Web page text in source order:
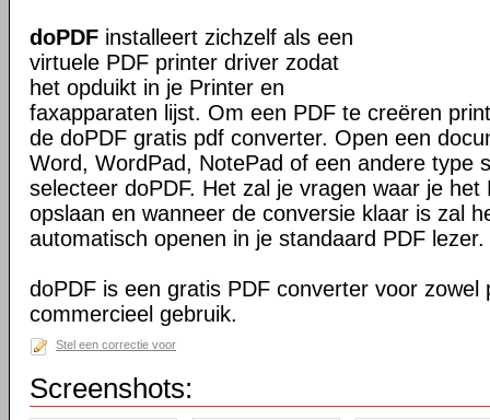
doPDF installeert zichzelf als een
virtuele PDF printer driver zodat
het opduikt in je Printer en
faxapparaten lijst. Om een PDF te creëren
de doPDF gratis pdf converter. Open een
Word, WordPad, NotePad of een andere type
selecteer doPDF. Het zal je vragen waar je het
opslaan en wanneer de conversie klaar is zal
automatisch openen in je standaard PDF lezer.
doPDF is een gratis PDF converter voor zowel
commercieel gebruik.
Stel een correctie voor
Screenshots: